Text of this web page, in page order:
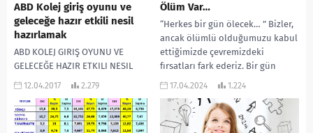
ABD Kolej giriş oyunu ve
geleceğe hazır etkili nesil
hazırlamak
ABD KOLEJ GIRIŞ OYUNU VE
GELECEĞE HAZIR ETKILI NESIL
HAZIRLAMAK Bu yazının amacı
danışmanları, eğitimciler, aileler
ve...
12.04.2017 2.279
Ölüm Var…
“Herkes bir gün ölecek… ” Bizler,
ancak ölümlü olduğumuzu kabul
ettiğimizde çevremizdeki
fırsatları fark ederiz. Bir gün
öleceğinizi kabul ettiğinizde...
17.04.2024 1.224